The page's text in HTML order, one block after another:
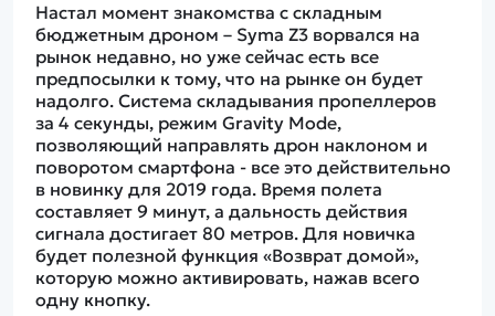
Настал момент знакомства с складным
бюджетным дроном – Syma Z3 ворвался на
рынок недавно, но уже сейчас есть все
предпосылки к тому, что на рынке он будет
надолго. Система складывания пропеллеров
за 4 секунды, режим Gravity Mode,
позволяющий направлять дрон наклоном и
поворотом смартфона - все это действительно
в новинку для 2019 года. Время полета
составляет 9 минут, а дальность действия
сигнала достигает 80 метров. Для новичка
будет полезной функция «Возврат домой»,
которую можно активировать, нажав всего
одну кнопку.